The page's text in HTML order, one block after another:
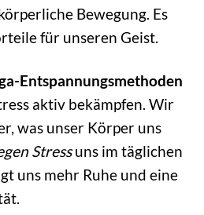
Bewegung. Es
für unseren Geist.
Entspannungsmethoden
aktiv bekämpfen. Wir
was unser Körper uns
Stressuns im täglichen
uns mehr Ruhe und eine